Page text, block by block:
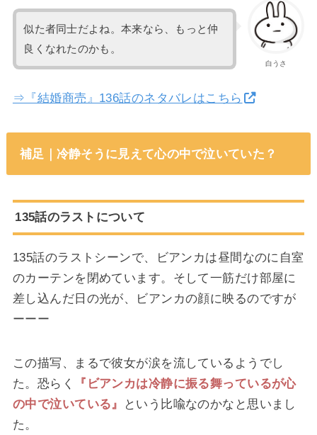
白うさ
似た者同士だよね。本来なら、もっと仲
良くなれたのかも。
⇒『結婚商売』136話のネタバレはこちら
補足｜冷静そうに見えて心の中で泣いていた？
135話のラストについて
135話のラストシーンで、ビアンカは昼間なのに自室
のカーテンを閉めています。そして一筋だけ部屋に
差し込んだ日の光が、ビアンカの顔に映るのですが
ーーー
この描写、まるで彼女が涙を流しているようでし
た。恐らく
『ビアンカは冷静に振る舞っているが心
の中で泣いている』
という比喩なのかなと思いまし
た。